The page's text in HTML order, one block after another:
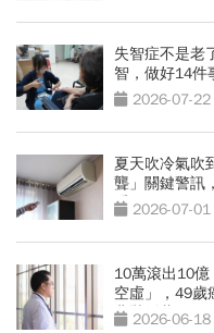
失智症不是老
智，做好14件
2026-07-22
夏天吹冷氣吹
聾」關鍵警訊
看 2026-07-01
10萬滾出10億
空虛」，49歲
悲壯活著
2026-06-18